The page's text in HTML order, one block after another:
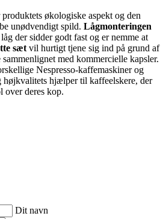
økologiske aspekt og den
unødvendigt spild. Lågmonteringen
der sidder godt fast og er nemme at
sætvil hurtigt tjene sig ind på grund af
med kommercielle kapsler.
Nespresso-kaffemaskiner og
højkvalitets hjælper til kaffeelskere, der
over deres kop.
Dit navn